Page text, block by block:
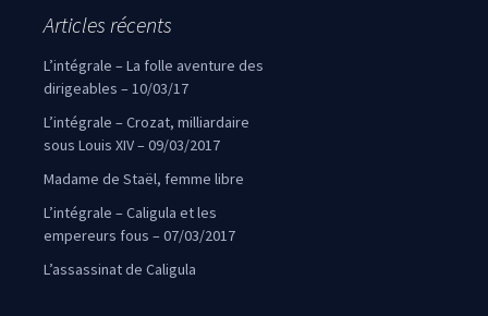
Articles récents
L’intégrale – La folle aventure des
dirigeables – 10/03/17
L’intégrale – Crozat, milliardaire
sous Louis XIV – 09/03/2017
Madame de Staël, femme libre
L’intégrale – Caligula et les
empereurs fous – 07/03/2017
L’assassinat de Caligula